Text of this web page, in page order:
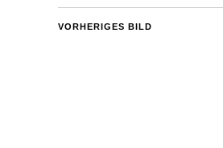
VORHERIGES BILD